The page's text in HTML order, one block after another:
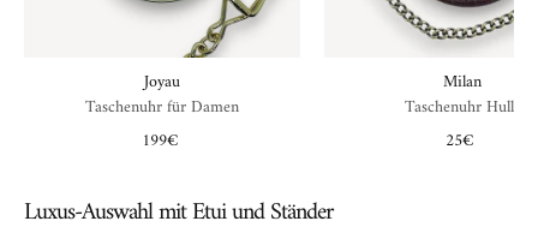
Joyau
Taschenuhr für Damen
199€
Milan
Taschenuhr Hulle
25€
Luxus-Auswahl mit Etui und Ständer